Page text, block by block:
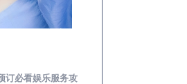
订必看娱乐服务攻